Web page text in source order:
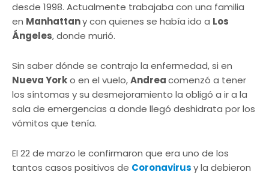
desde 1998. Actualmente trabajaba con una familia
en Manhattany con quienes se había ido a Los
Ángeles, donde murió.
Sin saber dónde se contrajo la enfermedad, si en
Nueva Yorko en el vuelo,Andreacomenzó a tener
los síntomas y su desmejoramiento la obligó a ir a la
sala de emergencias a donde llegó deshidrata por los
vómitos que tenía.
El 22 de marzo le confirmaron que era uno de los
tantos casos positivos de Coronavirusy la debieron